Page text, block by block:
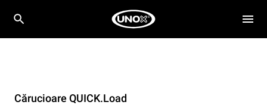
Cărucioare QUICK.Load